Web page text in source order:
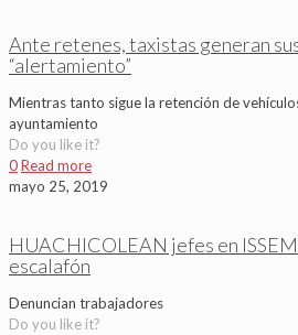
Ante retenes, taxistas generan
“alertamiento”
Mientras tanto sigue la retención de
ayuntamiento
Do you like it?
0Read more
mayo 25, 2019
HUACHICOLEAN jefes en
escalafón
Denuncian trabajadores
Do you like it?